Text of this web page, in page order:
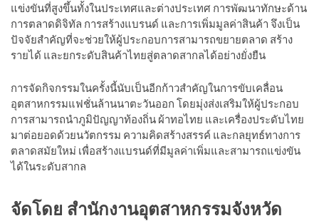
แข่งขันที่สูงขึ้นทั้งในประเทศและต่างประเทศ การพัฒนาทักษะด้าน
การตลาดดิจิทัล การสร้างแบรนด์ และการเพิ่มมูลค่าสินค้า จึงเป็น
ปัจจัยสำคัญที่จะช่วยให้ผู้ประกอบการสามารถขยายตลาด สร้าง
รายได้ และยกระดับสินค้าไทยสู่ตลาดสากลได้อย่างยั่งยืน
การจัดกิจกรรมในครั้งนี้นับเป็นอีกก้าวสำคัญในการขับเคลื่อน
อุตสาหกรรมแฟชั่นล้านนาตะวันออก โดยมุ่งส่งเสริมให้ผู้ประกอบ
การสามารถนำภูมิปัญญาท้องถิ่น ผ้าทอไทย และเครื่องประดับไทย
มาต่อยอดด้วยนวัตกรรม ความคิดสร้างสรรค์ และกลยุทธ์ทางการ
ตลาดสมัยใหม่ เพื่อสร้างแบรนด์ที่มีมูลค่าเพิ่มและสามารถแข่งขัน
ได้ในระดับสากล
จัดโดย สำนักงานอุตสาหกรรมจังหวัด